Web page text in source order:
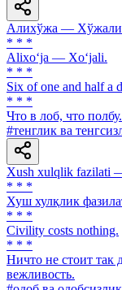
Алихўжа —
* * *
Alixo‘ja — Xo‘jali.
* * *
Six of one and half a
* * *
Что в лоб, что полбу.
#тенглик ва
Xush xulqlik fazilati
* * *
Хуш хулқлик
* * *
Civility costs nothing.
* * *
Ничто не стоит так
вежливость.